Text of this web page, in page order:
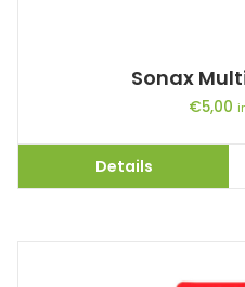
Sonax
€5,00
Details